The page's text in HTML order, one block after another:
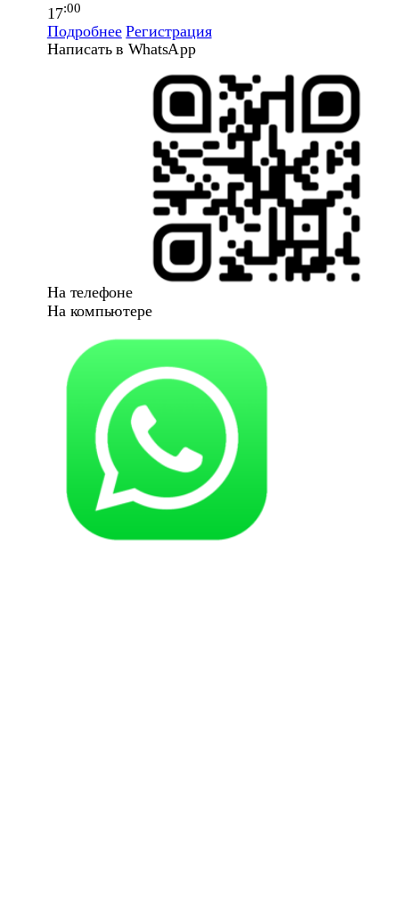
17:00
Подробнее Регистрация
Написать в WhatsApp
На телефоне
На компьютере